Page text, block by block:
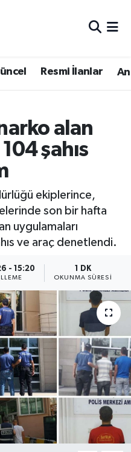
Resmi İlanlar
alan
şahıs
ekiplerince,
son bir hafta
uygulamaları
ve araç denetlendi.
- 15:20 1 DK
OKUNMA SÜRESI
ve Fikstür